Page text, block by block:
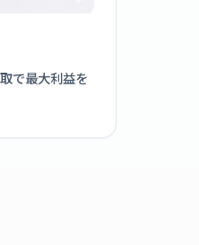
で最大利益を